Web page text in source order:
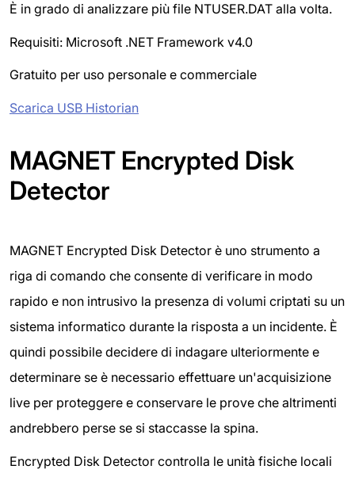
È in grado di analizzare più file NTUSER.DAT alla volta.
Requisiti: Microsoft .NET Framework v4.0
Gratuito per uso personale e commerciale
Scarica USB Historian
MAGNET Encrypted Disk
Detector
MAGNET Encrypted Disk Detector è uno strumento a
riga di comando che consente di verificare in modo
rapido e non intrusivo la presenza di volumi criptati su un
sistema informatico durante la risposta a un incidente. È
quindi possibile decidere di indagare ulteriormente e
determinare se è necessario effettuare un'acquisizione
live per proteggere e conservare le prove che altrimenti
andrebbero perse se si staccasse la spina.
Encrypted Disk Detector controlla le unità fisiche locali